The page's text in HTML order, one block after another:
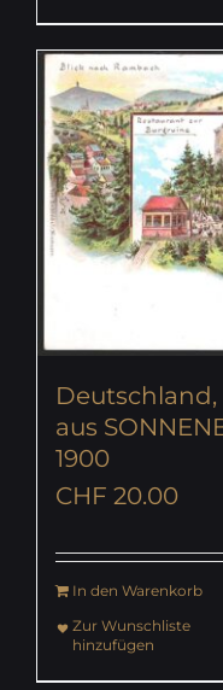
aus
1900
CHF 20.00
In den Warenkorb
Zur Wunschliste
hinzufügen